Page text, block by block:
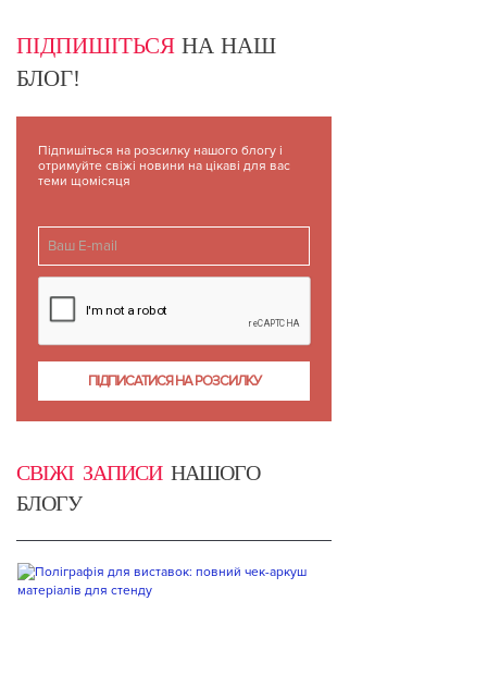
ПІДПИШІТЬСЯ НА НАШ
БЛОГ!
Підпишіться на розсилку нашого блогу і
отримуйте свіжі новини на цікаві для вас
теми щомісяця
СВІЖІ ЗАПИСИНАШОГО
БЛОГУ